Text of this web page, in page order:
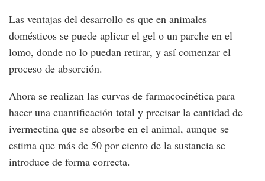
Las ventajas del desarrollo es que en animales
domésticos se puede aplicar el gel o un parche en el
lomo, donde no lo puedan retirar, y así comenzar el
proceso de absorción.
Ahora se realizan las curvas de farmacocinética para
hacer una cuantificación total y precisar la cantidad de
ivermectina que se absorbe en el animal, aunque se
estima que más de 50 por ciento de la sustancia se
introduce de forma correcta.